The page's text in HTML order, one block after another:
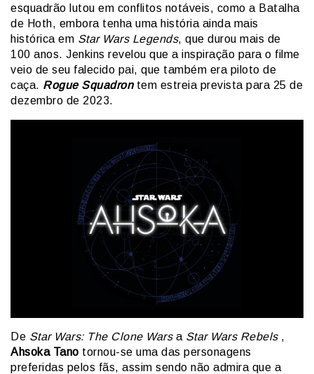
esquadrão lutou em conflitos notáveis, como a Batalha
de Hoth, embora tenha uma história ainda mais
histórica em Star Wars Legends, que durou mais de
100 anos. Jenkins revelou que a inspiração para o filme
veio de seu falecido pai, que também era piloto de
caça. Rogue Squadrontem estreia prevista para 25 de
dezembro de 2023.
De Star Wars: The Clone Warsa Star Wars Rebels,
Ahsoka Tano tornou-se uma das personagens
preferidas pelos fãs, assim sendo não admira que a